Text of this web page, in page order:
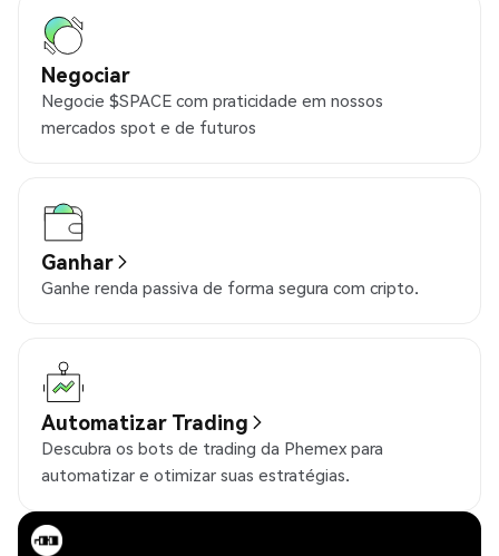
Negociar
Negocie $SPACE com praticidade em nossos
mercados spot e de futuros
Ganhar
Ganhe renda passiva de forma segura com cripto.
Automatizar Trading
Descubra os bots de trading da Phemex para
automatizar e otimizar suas estratégias.